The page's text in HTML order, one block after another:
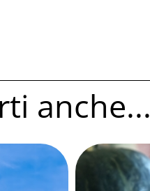
anche...